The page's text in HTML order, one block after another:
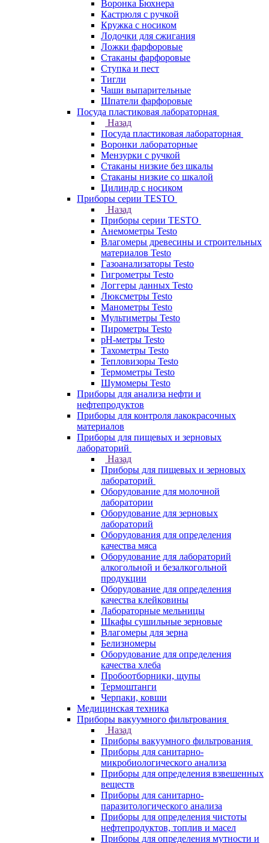
Воронка Бюхнера
Кастрюля с ручкой
Кружка с носиком
Лодочки для сжигания
Ложки фарфоровые
Стаканы фарфоровые
Ступка и пест
Тигли
Чаши выпарительные
Шпатели фарфоровые
Посуда пластиковая лабораторная
Назад
Посуда пластиковая лабораторная
Воронки лабораторные
Мензурки с ручкой
Стаканы низкие без шкалы
Стаканы низкие со шкалой
Цилиндр с носиком
Приборы серии TESTO
Назад
Приборы серии TESTO
Анемометры Testo
Влагомеры древесины и строительных
материалов Testo
Газоанализаторы Testo
Гигрометры Testo
Логгеры данных Testo
Люксметры Testo
Манометры Testo
Мультиметры Testo
Пирометры Testo
pH-метры Testo
Тахометры Testo
Тепловизоры Testo
Термометры Testo
Шумомеры Testo
Приборы для анализа нефти и
нефтепродуктов
Приборы для контроля лакокрасочных
материалов
Приборы для пищевых и зерновых
лабораторий
Назад
Приборы для пищевых и зерновых
лабораторий
Оборудование для молочной
лаборатории
Оборудование для зерновых
лабораторий
Оборудования для определения
качества мяса
Оборудование для лабораторий
алкогольной и безалкогольной
продукции
Оборудование для определения
качества клейковины
Лабораторные мельницы
Шкафы сушильные зерновые
Влагомеры для зерна
Белизномеры
Оборудование для определения
качества хлеба
Пробоотборники, щупы
Термоштанги
Черпаки, ковши
Медицинская техника
Приборы вакуумного фильтрования
Назад
Приборы вакуумного фильтрования
Приборы для санитарно-
микробиологического анализа
Приборы для определения взвешенных
веществ
Приборы для санитарно-
паразитологического анализа
Приборы для определения чистоты
нефтепродуктов, топлив и масел
Приборы для определения мутности и